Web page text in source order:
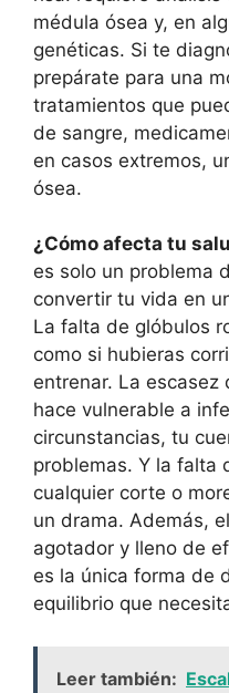
médula ósea y, en
genéticas. Si te
prepárate para una
tratamientos que
de sangre,
en casos extremos,
ósea.
¿Cómo afecta tu
es solo un problema
convertir tu vida en
La falta de glóbulos
como si hubieras
entrenar. La
hace vulnerable a
circunstancias, tu
problemas. Y la falta
cualquier corte o
un drama. Además,
agotador y lleno de
es la única forma de
equilibrio que
Leer también: